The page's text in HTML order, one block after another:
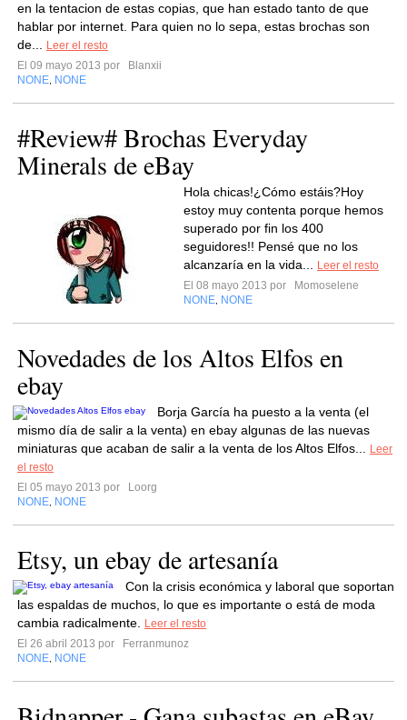
en la tentacion de estas copias, que han estado tanto de que
hablar por internet. Para quien no lo sepa, estas brochas son
de...
Leer el resto
El 09 mayo 2013 por
Blanxii
NONE NONE
#Review# Brochas Everyday
Minerals de eBay
Hola chicas!¿Cómo estáis?Hoy
estoy muy contenta porque hemos
superado por fin los 400
seguidores!! Pensé que no los
alcanzaría en la vida...
Leer el resto
El 08 mayo 2013 por
Momoselene
NONE NONE
Novedades de los Altos Elfos en
ebay
Borja García ha puesto a la venta (el
mismo día de salir a la venta) en ebay algunas de las nuevas
miniaturas que acaban de salir a la venta de los Altos Elfos...
Leer
el resto
El 05 mayo 2013 por
Loorg
NONE NONE
Etsy, un ebay de artesanía
Con la crisis económica y laboral que soportan
las espaldas de muchos, lo que es importante o está de moda
cambia radicalmente.
Leer el resto
El 26 abril 2013 por
Ferranmunoz
NONE NONE